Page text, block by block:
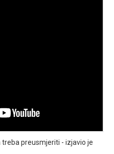
preusmjeriti - izjavio je